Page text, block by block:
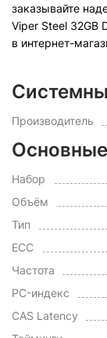
заказывайте
Viper Steel 32GB
в интернет-
Производитель
Основные
Набор
Объём
Тип
ECC
Частота
PC-индекс
CAS Latency